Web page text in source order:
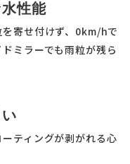
性能
寄せ付けず、0km/hで
ミラーでも雨粒が残ら
ティングが剥がれる心